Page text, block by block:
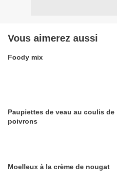
Vous aimerez aussi
Foody mix
Paupiettes de veau au coulis de
poivrons
Moelleux à la crème de nougat